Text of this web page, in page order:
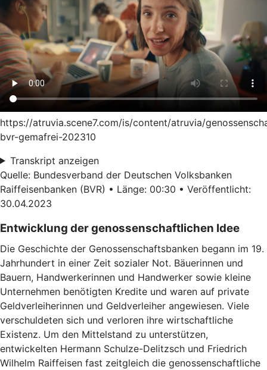
https://atruvia.scene7.com/is/content/atruvia/
bvr-gemafrei-202310
Transkript anzeigen
Quelle: Bundesverband der Deutschen Volksbanken
Raiffeisenbanken (BVR) • Länge: 00:30 • Veröffentlicht:
30.04.2023
Entwicklung der genossenschaftlichen Idee
Die Geschichte der Genossenschaftsbanken begann im 19.
Jahrhundert in einer Zeit sozialer Not. Bäuerinnen und
Bauern, Handwerkerinnen und Handwerker sowie kleine
Unternehmen benötigten Kredite und waren auf private
Geldverleiherinnen und Geldverleiher angewiesen. Viele
verschuldeten sich und verloren ihre wirtschaftliche
Existenz. Um den Mittelstand zu unterstützen,
entwickelten Hermann Schulze-Delitzsch und Friedrich
Wilhelm Raiffeisen fast zeitgleich die genossenschaftliche